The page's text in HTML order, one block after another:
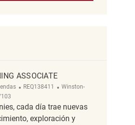
ASSOCIATE
ReqId
REQ138411 Ubicación
Winston-
cada día trae nuevas
exploración y